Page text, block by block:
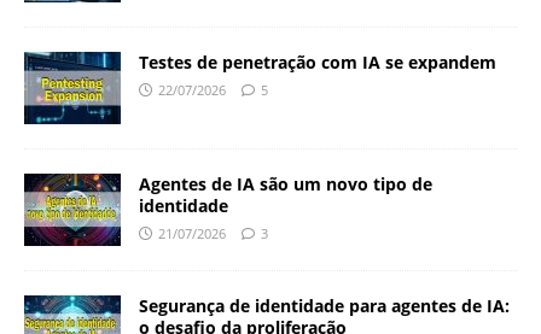
Testes de penetração com IA se expandem
22/07/2026 5
Agentes de IA são um novo tipo de
identidade
21/07/2026 3
Segurança de identidade para agentes de IA:
o desafio da proliferação